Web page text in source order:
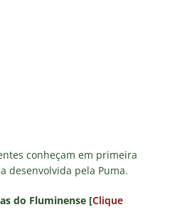
conheçam em primeira
desenvolvida pela Puma.
do Fluminense [Clique